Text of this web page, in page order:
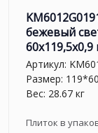
бежевый
Артикул:
Размер:
Вес: 28.67 кг
Плиток в